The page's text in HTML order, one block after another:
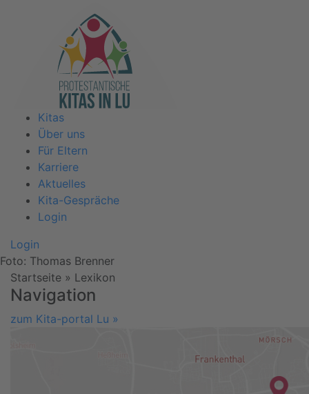
Kitas
Über uns
Für Eltern
Karriere
Aktuelles
Kita-Gespräche
Login
Login
Foto: Thomas Brenner
Startseite » Lexikon
Navigation
zum Kita-portal Lu »